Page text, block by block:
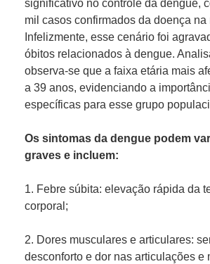
significativo no controle da dengue,
mil casos confirmados da doença na
Infelizmente, esse cenário foi
óbitos relacionados à dengue.
observa-se que a faixa etária mais
a 39 anos, evidenciando a
específicas para esse grupo
Os sintomas da dengue podem
graves e incluem:
1. Febre súbita: elevação rápida da
corporal;
2. Dores musculares e articulares:
desconforto e dor nas articulações e